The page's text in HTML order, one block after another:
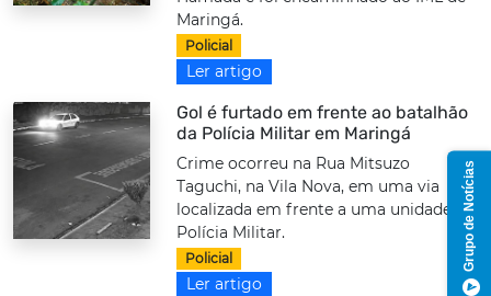
Maringá.
Policial
Ler artigo
Gol é furtado em frente ao batalhão
da Polícia Militar em Maringá
Crime ocorreu na Rua Mitsuzo
Taguchi, na Vila Nova, em uma via
localizada em frente a uma unidade da
Polícia Militar.
Policial
Ler artigo
Grupo de Notícias